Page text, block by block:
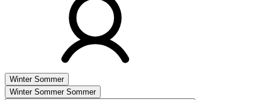
Winter Sommer
Winter Sommer Sommer